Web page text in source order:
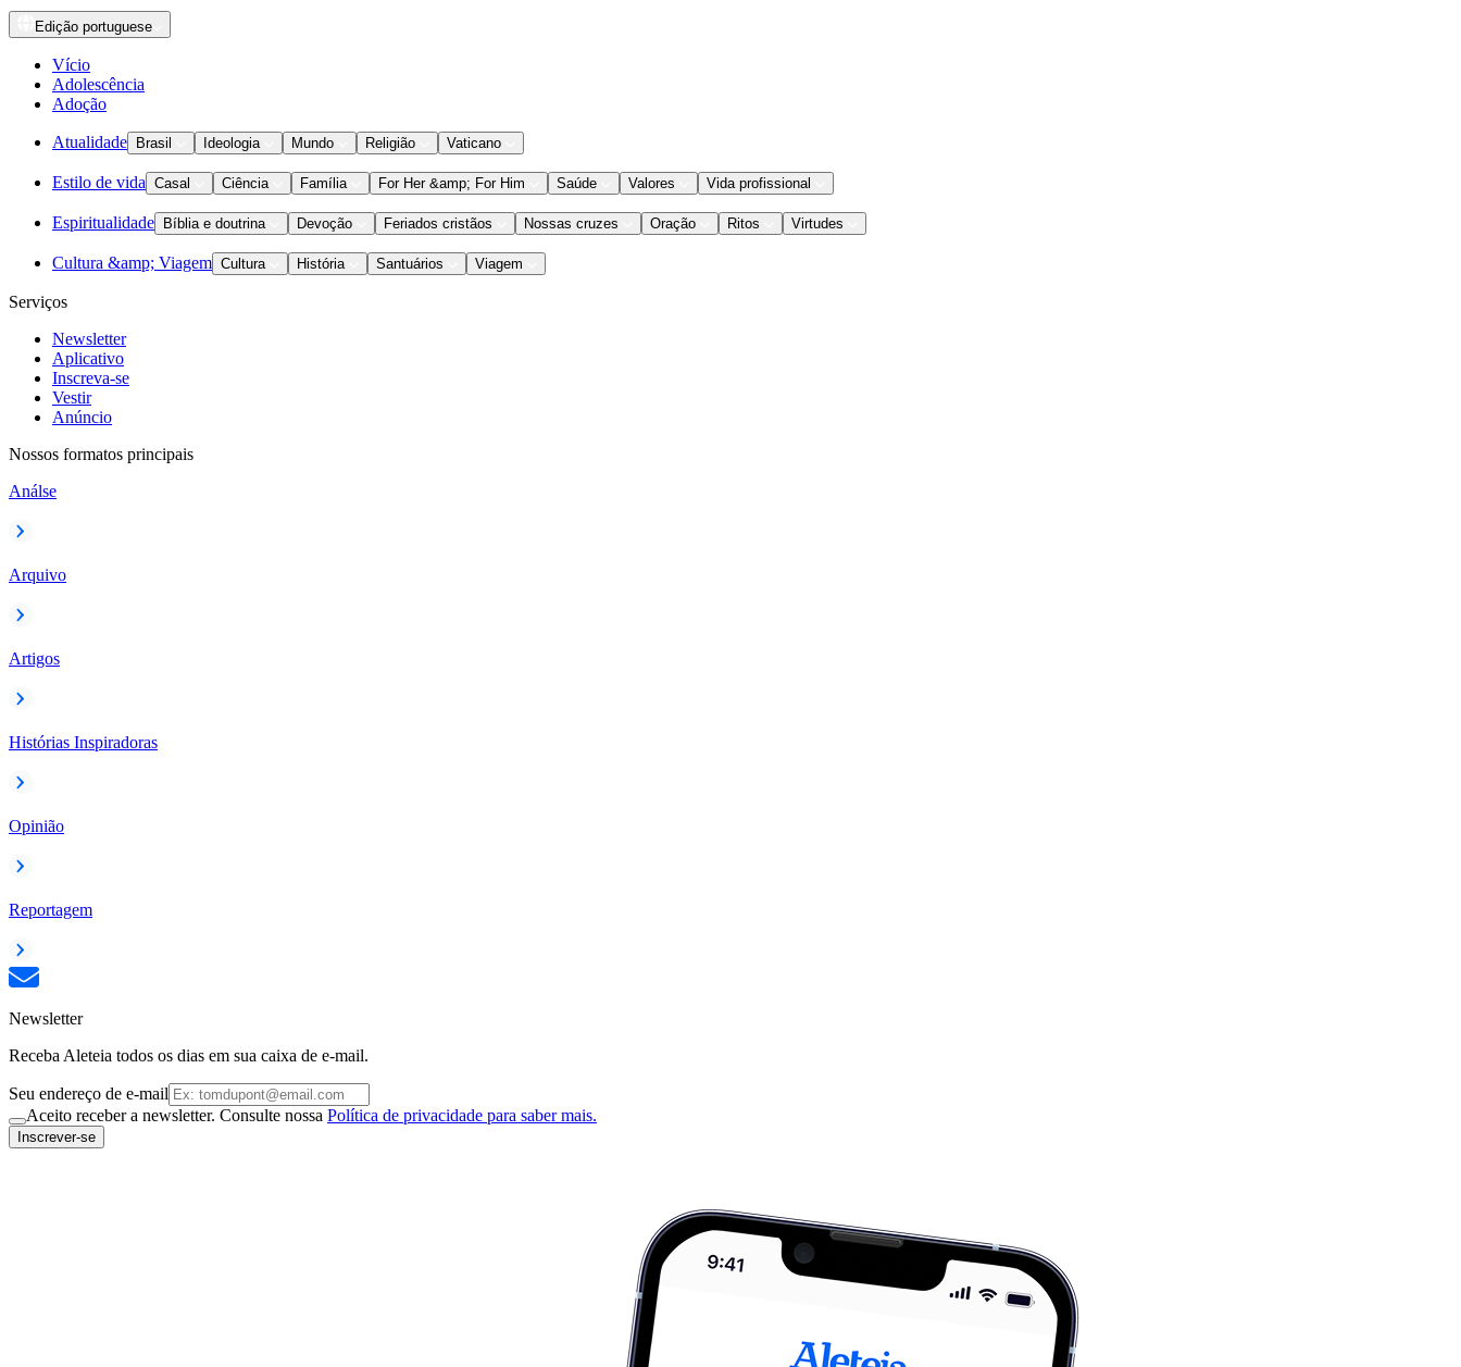
Edição portuguese
Vício
Adolescência
Adoção
Atualidade Brasil Ideologia Mundo Religião Vaticano
Estilo de vida Casal Ciência Família For Her &amp; For Him Saúde Valores Vida profissional
Espiritualidade Bíblia e doutrina Devoção Feriados cristãos Nossas cruzes Oração Ritos Virtudes
Cultura &amp; Viagem Cultura História Santuários Viagem
Serviços
Newsletter
Aplicativo
Inscreva-se
Vestir
Anúncio
Nossos formatos principais
Análse
Arquivo
Artigos
Histórias Inspiradoras
Opinião
Reportagem
Newsletter
Receba Aleteia todos os dias em sua caixa de e-mail.
Seu endereço de e-mail
Aceito receber a newsletter. Consulte nossa Política de privacidade para saber mais.
Inscrever-se